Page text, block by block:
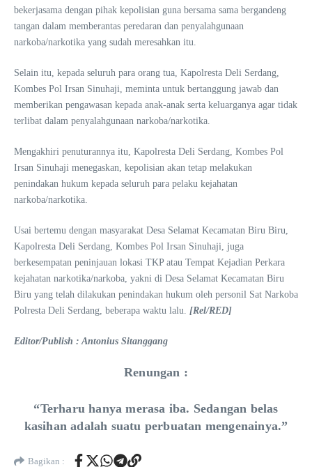
bekerjasama dengan pihak kepolisian guna bersama sama bergandeng
tangan dalam memberantas peredaran dan penyalahgunaan
narkoba/narkotika yang sudah meresahkan itu.
Selain itu, kepada seluruh para orang tua, Kapolresta Deli Serdang,
Kombes Pol Irsan Sinuhaji, meminta untuk bertanggung jawab dan
memberikan pengawasan kepada anak-anak serta keluarganya agar tidak
terlibat dalam penyalahgunaan narkoba/narkotika.
Mengakhiri penuturannya itu, Kapolresta Deli Serdang, Kombes Pol
Irsan Sinuhaji menegaskan, kepolisian akan tetap melakukan
penindakan hukum kepada seluruh para pelaku kejahatan
narkoba/narkotika.
Usai bertemu dengan masyarakat Desa Selamat Kecamatan Biru Biru,
Kapolresta Deli Serdang, Kombes Pol Irsan Sinuhaji, juga
berkesempatan peninjauan lokasi TKP atau Tempat Kejadian Perkara
kejahatan narkotika/narkoba, yakni di Desa Selamat Kecamatan Biru
Biru yang telah dilakukan penindakan hukum oleh personil Sat Narkoba
Polresta Deli Serdang, beberapa waktu lalu. [Rel/RED]
Editor/Publish : Antonius Sitanggang
Renungan :
“Terharu hanya merasa iba. Sedangan belas
kasihan adalah suatu perbuatan mengenainya.”
Bagikan :